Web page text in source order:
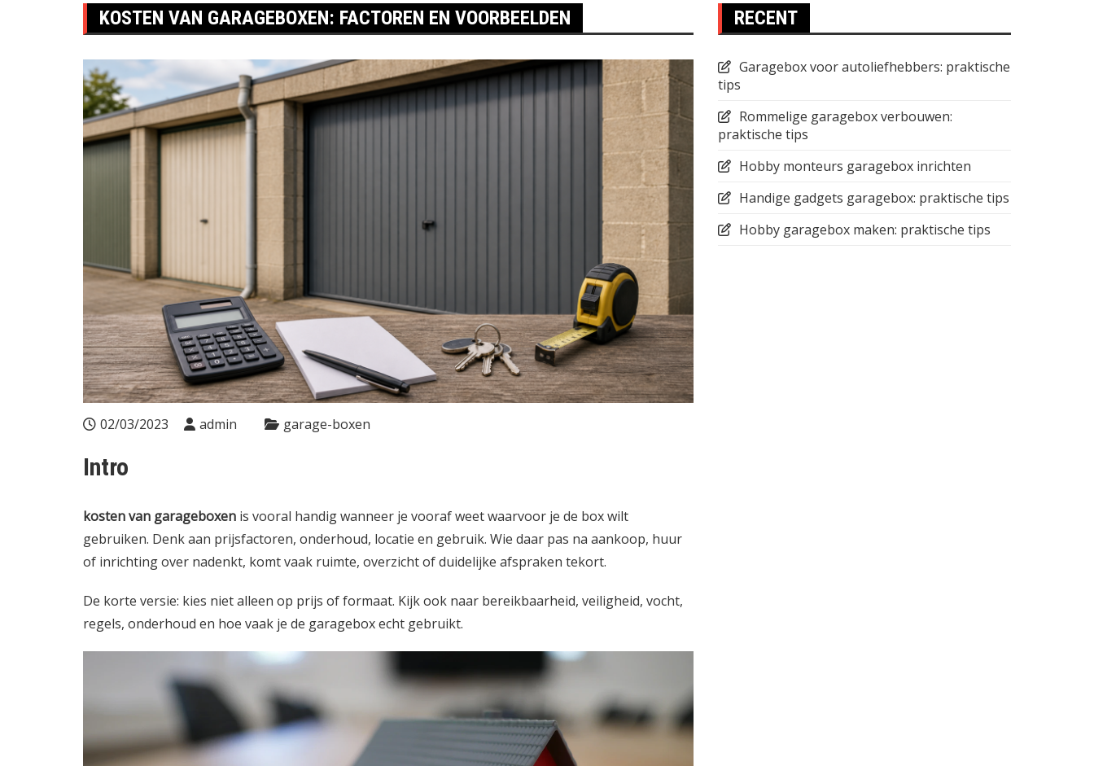
KOSTEN VAN GARAGEBOXEN: FACTOREN EN VOORBEELDEN
02/03/2023 admin garage-boxen
Intro
kosten van garageboxen is vooral handig wanneer je vooraf weet waarvoor je de box wilt
gebruiken. Denk aan prijsfactoren, onderhoud, locatie en gebruik. Wie daar pas na aankoop, huur
of inrichting over nadenkt, komt vaak ruimte, overzicht of duidelijke afspraken tekort.
De korte versie: kies niet alleen op prijs of formaat. Kijk ook naar bereikbaarheid, veiligheid, vocht,
regels, onderhoud en hoe vaak je de garagebox echt gebruikt.
RECENT
Garagebox voor autoliefhebbers: praktische
tips
Rommelige garagebox verbouwen:
praktische tips
Hobby monteurs garagebox inrichten
Handige gadgets garagebox: praktische tips
Hobby garagebox maken: praktische tips